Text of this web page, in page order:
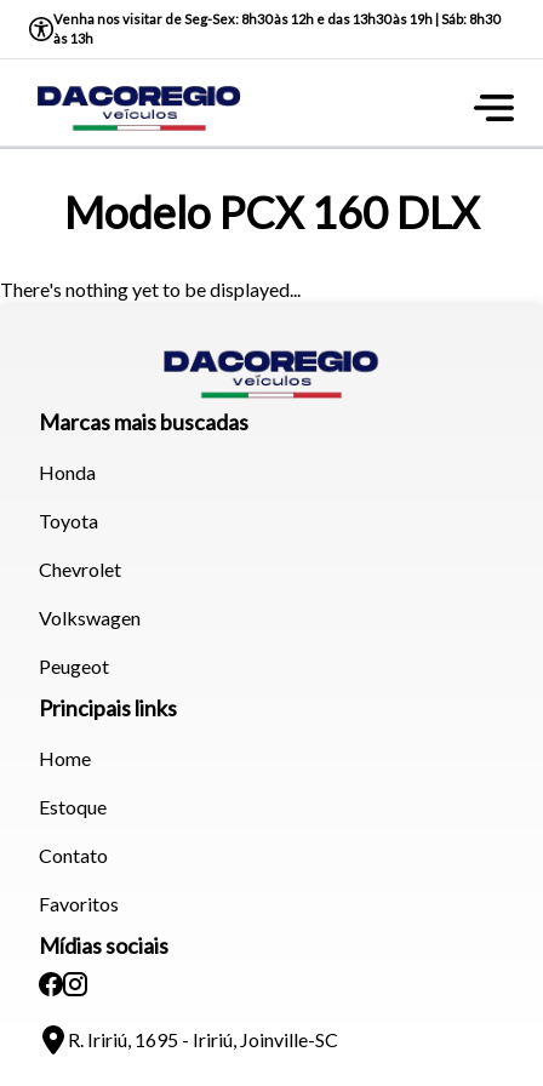
Tamanho do texto
atalhos Ctrl+ (para aumentar) e Ctrl- (para diminuir) no seu
teclado.
Venha nos visitar de Seg-Sex: 8h30 às 12h e das 13h30 às 19h | Sáb: 8h30
às 13h
Modelo PCX 160 DLX
There's nothing yet to be displayed...
Marcas mais buscadas
Honda
Toyota
Chevrolet
Volkswagen
Peugeot
Principais links
Home
Estoque
Contato
Favoritos
Mídias sociais
R. Iririú, 1695 - Iririú, Joinville-SC